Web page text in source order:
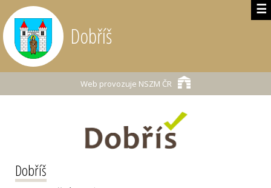
☰
Dobříš
Web provozuje NSZM ČR
Dobříš